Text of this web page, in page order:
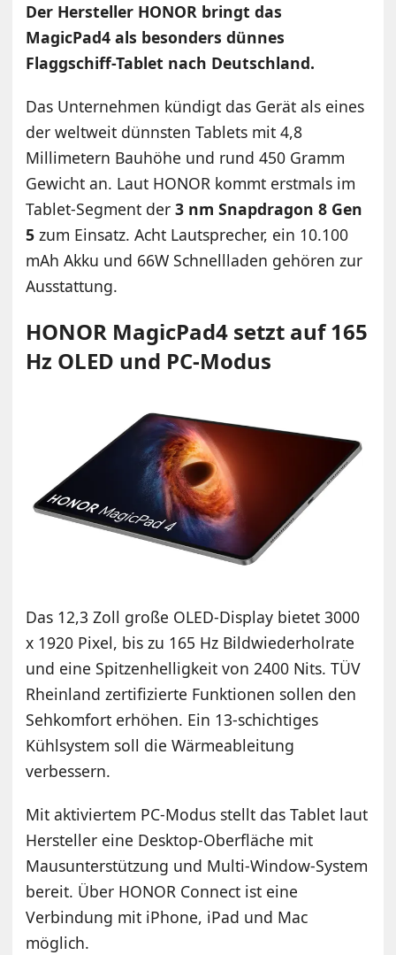
Der Hersteller HONOR bringt das
MagicPad4 als besonders dünnes
Flaggschiff-Tablet nach Deutschland.
Das Unternehmen kündigt das Gerät als eines
der weltweit dünnsten Tablets mit 4,8
Millimetern Bauhöhe und rund 450 Gramm
Gewicht an. Laut HONOR kommt erstmals im
Tablet-Segment der3 nm Snapdragon 8 Gen
5 zum Einsatz. Acht Lautsprecher, ein 10.100
mAh Akku und 66W Schnellladen gehören zur
Ausstattung.
HONOR MagicPad4 setzt auf 165
Hz OLED und PC-Modus
Das 12,3 Zoll große OLED-Display bietet 3000
x 1920 Pixel, bis zu 165 Hz Bildwiederholrate
und eine Spitzenhelligkeit von 2400 Nits. TÜV
Rheinland zertifizierte Funktionen sollen den
Sehkomfort erhöhen. Ein 13-schichtiges
Kühlsystem soll die Wärmeableitung
verbessern.
Mit aktiviertem PC-Modus stellt das Tablet laut
Hersteller eine Desktop-Oberfläche mit
Mausunterstützung und Multi-Window-System
bereit. Über HONOR Connect ist eine
Verbindung mit iPhone, iPad und Mac
möglich.